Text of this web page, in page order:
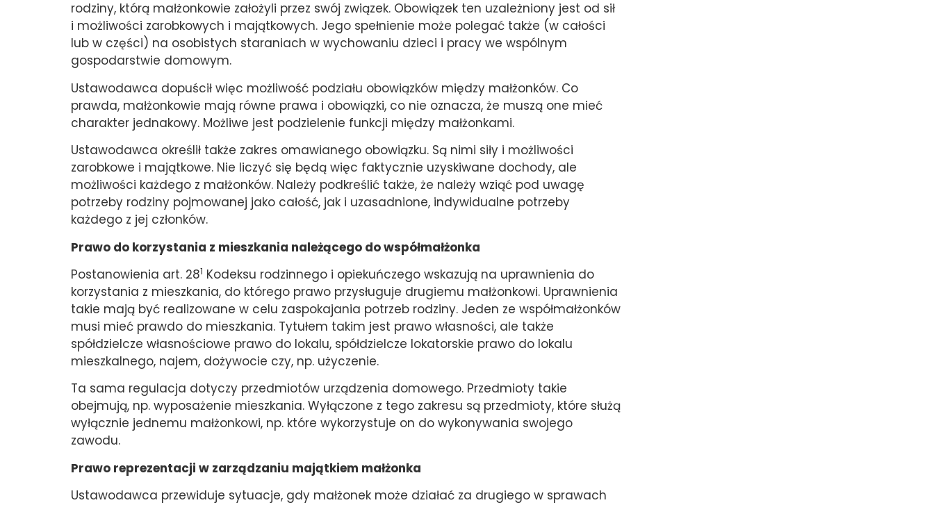
rodziny, którą małżonkowie założyli przez swój związek. Obowiązek ten uzależniony jest od sił
i możliwości zarobkowych i majątkowych. Jego spełnienie może polegać także (w całości
lub w części) na osobistych staraniach w wychowaniu dzieci i pracy we wspólnym
gospodarstwie domowym.
Ustawodawca dopuścił więc możliwość podziału obowiązków między małżonków. Co
prawda, małżonkowie mają równe prawa i obowiązki, co nie oznacza, że muszą one mieć
charakter jednakowy. Możliwe jest podzielenie funkcji między małżonkami.
Ustawodawca określił także zakres omawianego obowiązku. Są nimi siły i możliwości
zarobkowe i majątkowe. Nie liczyć się będą więc faktycznie uzyskiwane dochody, ale
możliwości każdego z małżonków. Należy podkreślić także, że należy wziąć pod uwagę
potrzeby rodziny pojmowanej jako całość, jak i uzasadnione, indywidualne potrzeby
każdego z jej członków.
Prawo do korzystania z mieszkania należącego do współmałżonka
Postanowienia art. 281 Kodeksu rodzinnego i opiekuńczego wskazują na uprawnienia do
korzystania z mieszkania, do którego prawo przysługuje drugiemu małżonkowi. Uprawnienia
takie mają być realizowane w celu zaspokajania potrzeb rodziny. Jeden ze współmałżonków
musi mieć prawdo do mieszkania. Tytułem takim jest prawo własności, ale także
spółdzielcze własnościowe prawo do lokalu, spółdzielcze lokatorskie prawo do lokalu
mieszkalnego, najem, dożywocie czy, np. użyczenie.
Ta sama regulacja dotyczy przedmiotów urządzenia domowego. Przedmioty takie
obejmują, np. wyposażenie mieszkania. Wyłączone z tego zakresu są przedmioty, które służą
wyłącznie jednemu małżonkowi, np. które wykorzystuje on do wykonywania swojego
zawodu.
Prawo reprezentacji w zarządzaniu majątkiem małżonka
Ustawodawca przewiduje sytuacje, gdy małżonek może działać za drugiego w sprawach